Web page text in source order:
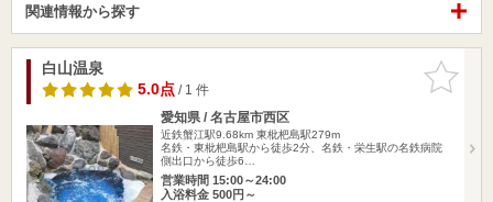
関連情報から探す
お気に入
りに追加
白山温泉
5.0点/ 1 件
愛知県 / 名古屋市西区
近鉄蟹江駅9.68km 東枇杷島駅279m
名鉄・東枇杷島駅から徒歩2分、名鉄・栄生駅の名鉄病院
側出口から徒歩6…
営業時間 15:00～24:00
入浴料金 500円～